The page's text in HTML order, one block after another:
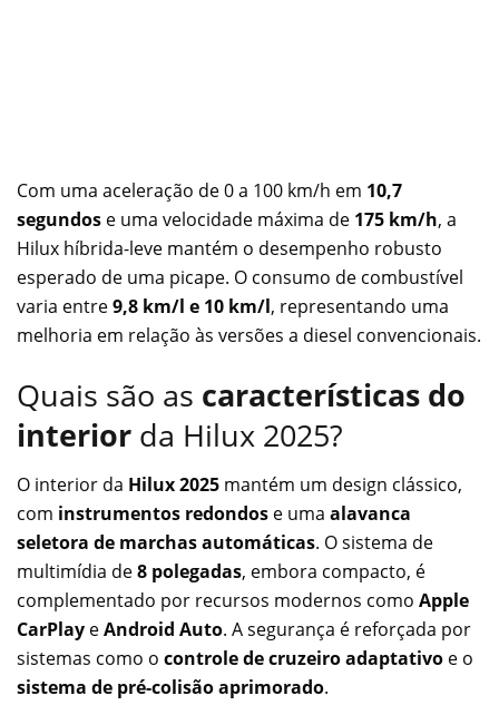
Com uma aceleração de 0 a 100 km/h em 10,7
segundos e uma velocidade máxima de 175 km/h, a
Hilux híbrida-leve mantém o desempenho robusto
esperado de uma picape. O consumo de combustível
varia entre9,8 km/l e 10 km/l, representando uma
melhoria em relação às versões a diesel convencionais.
Quais são as características do
interior da Hilux 2025?
O interior da Hilux 2025 mantém um design clássico,
com instrumentos redondos e uma alavanca
seletora de marchas automáticas. O sistema de
multimídia de8 polegadas, embora compacto, é
complementado por recursos modernos como Apple
CarPlay eAndroid Auto. A segurança é reforçada por
sistemas como o controle de cruzeiro adaptativo e o
sistema de pré-colisão aprimorado.